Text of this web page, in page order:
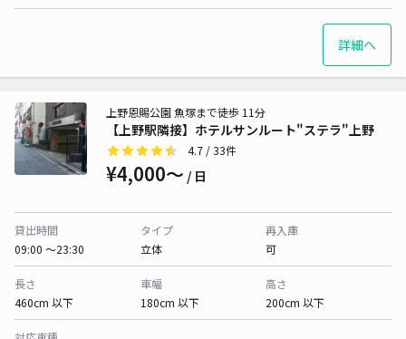
詳細へ
【上野駅隣接】ホテルサンルート"ステラ"上野
上野恩賜公園 魚塚まで徒歩 11分
4.7 / 33件
¥4,000〜 / 日
貸出時間
09:00 〜23:30
タイプ
立体
再入庫
可
長さ
460cm 以下
車幅
180cm 以下
高さ
200cm 以下